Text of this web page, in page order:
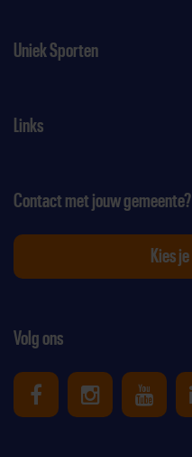
Uniek Sporten
Links
Volg ons
Uniek Sporten op
Uniek
Contact met jouw gemeente?
Kies